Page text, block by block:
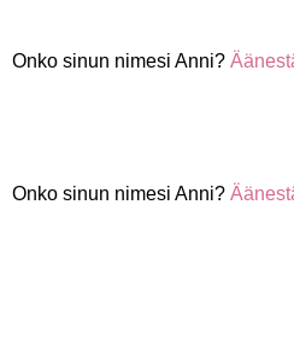
Onko sinun nimesi Anni?
Onko sinun nimesi Anni?